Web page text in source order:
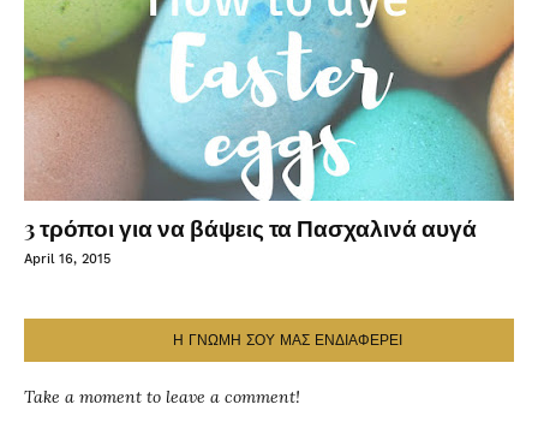
3 τρόποι για να βάψεις τα Πασχαλινά αυγά
April 16, 2015
Η ΓΝΩΜΗ ΣΟΥ ΜΑΣ ΕΝΔΙΑΦΕΡΕΙ
Take a moment to leave a comment!